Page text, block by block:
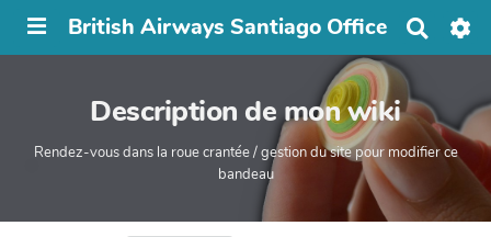
British Airways Santiago Office
e
r
c
r
Description de mon wiki
Rendez-vous dans la roue crantée / gestion du site pour modifier ce
bandeau